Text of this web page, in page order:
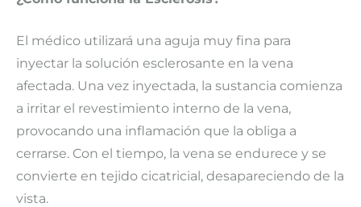
El médico utilizará una aguja muy fina para
inyectar la solución esclerosante en la vena
afectada. Una vez inyectada, la sustancia comienza
a irritar el revestimiento interno de la vena,
provocando una inflamación que la obliga a
cerrarse. Con el tiempo, la vena se endurece y se
convierte en tejido cicatricial, desapareciendo de la
vista.